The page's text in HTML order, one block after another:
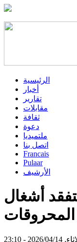
الرئيسية
أخبار
تقارير
مقابلات
ثقافة
دعوة
ملتميديا
اتصل بنا
Francais
Pulaar
الأرشيف
أشغال
04/14 - 23:10